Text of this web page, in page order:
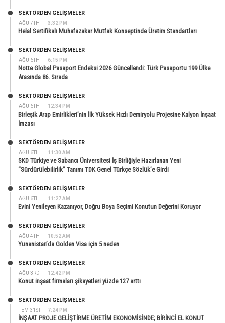
AĞU 7TH 3:32 PM
SEKTÖRDEN GELIŞMELER
Helal Sertifikalı Muhafazakar Mutfak Konseptinde Üretim Standartları
AĞU 6TH 6:15 PM
SEKTÖRDEN GELIŞMELER
Notte Global Pasaport Endeksi 2026 Güncellendi: Türk Pasaportu 199 Ülke
Arasında 86. Sırada
AĞU 6TH 12:34 PM
SEKTÖRDEN GELIŞMELER
Birleşik Arap Emirlikleri’nin İlk Yüksek Hızlı Demiryolu Projesine Kalyon İnşaat
İmzası
AĞU 6TH 11:30 AM
SEKTÖRDEN GELIŞMELER
SKD Türkiye ve Sabancı Üniversitesi İş Birliğiyle Hazırlanan Yeni
“Sürdürülebilirlik” Tanımı TDK Genel Türkçe Sözlük’e Girdi
AĞU 6TH 11:27 AM
SEKTÖRDEN GELIŞMELER
Evini Yenileyen Kazanıyor, Doğru Boya Seçimi Konutun Değerini Koruyor
AĞU 4TH 10:52 AM
SEKTÖRDEN GELIŞMELER
Yunanistan’da Golden Visa için 5 neden
AĞU 3RD 12:42 PM
SEKTÖRDEN GELIŞMELER
Konut inşaat firmaları şikayetleri yüzde 127 arttı
TEM 31ST 7:24 PM
SEKTÖRDEN GELIŞMELER
İNŞAAT PROJE GELİŞTİRME ÜRETİM EKONOMİSİNDE; BİRİNCİ EL KONUT